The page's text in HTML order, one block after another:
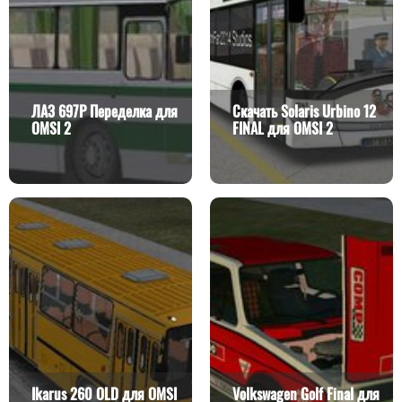
ЛАЗ 697Р Переделка для
OMSI 2
Скачать Solaris Urbino 12
FINAL для OMSI 2
Ikarus 260 OLD для OMSI Volkswagen Golf Final для